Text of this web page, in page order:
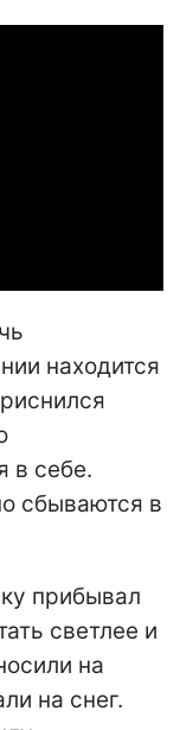
находится
в себе.
сбываются в
прибывал
светлее и
на
на снег.